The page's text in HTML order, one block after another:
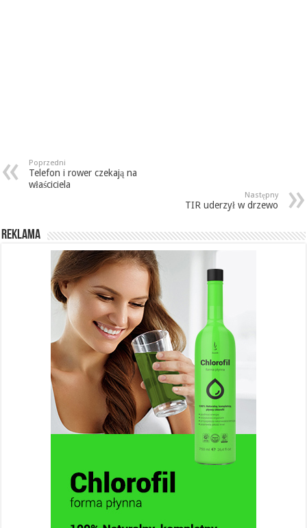
Poprzedni
Telefon i rower czekają na
właściciela
Następny
TIR uderzył w drzewo
REKLAMA